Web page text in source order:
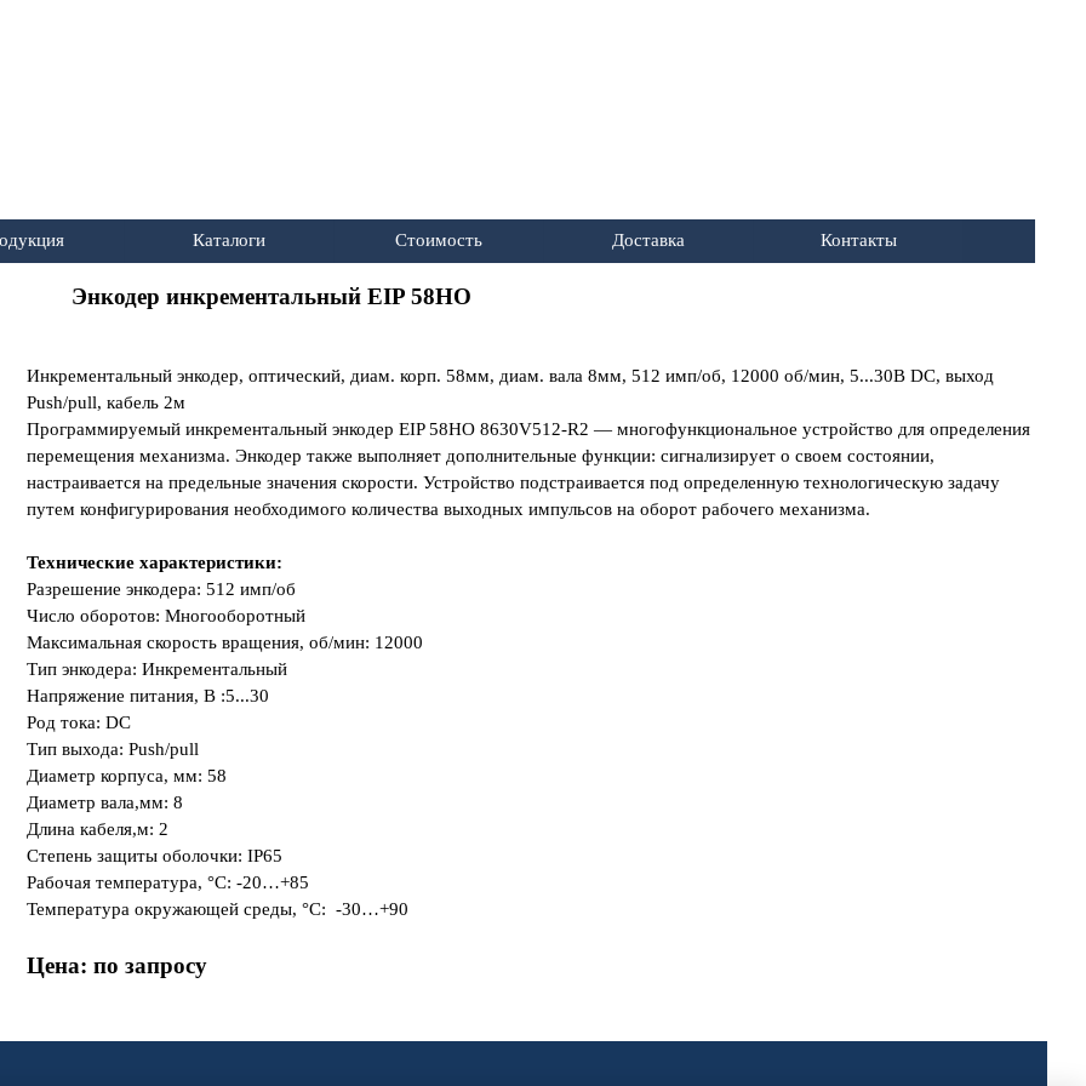
▼ ▼
Каталоги ▼
Стоимость Доставка Контакты
Энкодер инкрементальный EIP 58HO
Инкрементальный энкодер, оптический, диам. корп. 58мм, диам. вала 8мм, 512 имп/об, 12000 об/мин, 5...30В DC, выход
Push/pull, кабель 2м
Программируемый инкрементальный энкодер EIP 58HO 8630V512-R2 — многофункциональное устройство для определения
перемещения механизма. Энкодер также выполняет дополнительные функции: сигнализирует о своем состоянии,
настраивается на предельные значения скорости. Устройство подстраивается под определенную технологическую задачу
путем конфигурирования необходимого количества выходных импульсов на оборот рабочего механизма.
Технические характеристики:
Разрешение энкодера: 512 имп/об
Число оборотов: Многооборотный
Максимальная скорость вращения, об/мин: 12000
Тип энкодера: Инкрементальный
Напряжение питания, В :5...30
Род тока: DC
Тип выхода: Push/pull
Диаметр корпуса, мм: 58
Диаметр вала,мм: 8
Длина кабеля,м: 2
Степень защиты оболочки: IP65
Рабочая температура, °C: -20…+85
Температура окружающей среды, °C:-30…+90
Цена: по запросу